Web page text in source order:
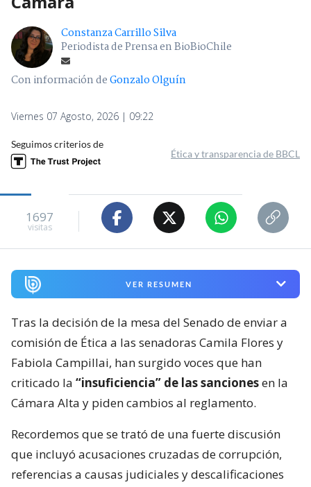
Constanza Carrillo Silva
Periodista de Prensa en BioBioChile
Con información deGonzalo Olguín
Viernes 07 Agosto, 2026 | 09:22
Seguimos criterios de
Ética y transparencia de BBCL
1697
visitas
VER RESUMEN
Tras la decisión de la mesa del Senado de enviar a
comisión de Ética a las senadoras Camila Flores y
Fabiola Campillai, han surgido voces que han
criticado la “insuficiencia” de las sancionesen la
Cámara Alta y piden cambios al reglamento.
Recordemos que se trató de una fuerte discusión
que incluyó acusaciones cruzadas de corrupción,
referencias a causas judiciales y descalificaciones